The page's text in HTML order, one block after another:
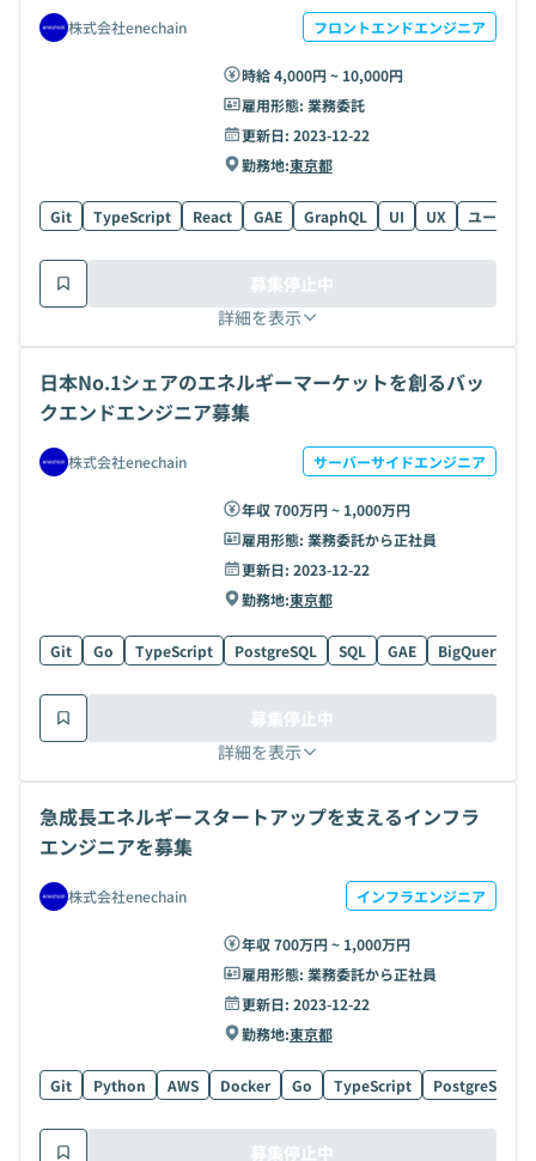
株式会社enechain フロントエンドエンジニア
時給 4,000円 ~ 10,000円
雇用形態: 業務委託
更新日: 2023-12-22
勤務地:東京都
Git TypeScript React GAE GraphQL UI UX ユーザー
詳細を表示
募集停止中
日本No.1シェアのエネルギーマーケットを創るバッ
クエンドエンジニア募集
株式会社enechain サーバーサイドエンジニア
年収 700万円 ~ 1,000万円
雇用形態: 業務委託から正社員
更新日: 2023-12-22
勤務地:東京都
Git Go TypeScript PostgreSQL SQL GAE BigQuery
詳細を表示
募集停止中
急成長エネルギースタートアップを支えるインフラ
エンジニアを募集
株式会社enechain インフラエンジニア
年収 700万円 ~ 1,000万円
雇用形態: 業務委託から正社員
更新日: 2023-12-22
勤務地:東京都
Git Python AWS Docker Go TypeScript PostgreSQL
募集停止中